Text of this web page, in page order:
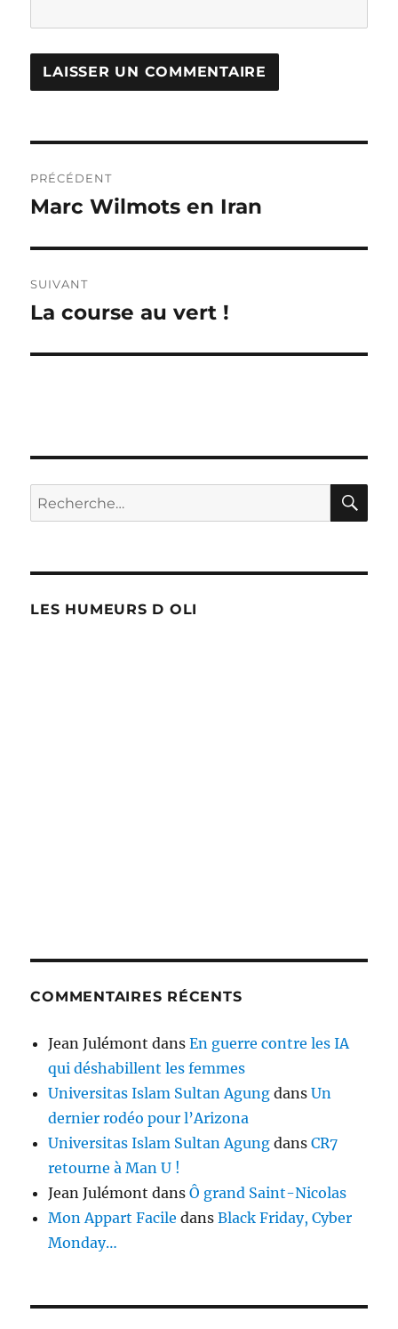
de
PRÉCÉDENT
Publication
Marc Wilmots en Iran
SUIVANT
Publication
La course au vert !
Recherche
pour :
LES HUMEURS D OLI
COMMENTAIRES RÉCENTS
Jean Julémont dansEn guerre contre les IA
qui déshabillent les femmes
Universitas Islam Sultan Agung dansUn
dernier rodéo pour l’Arizona
Universitas Islam Sultan Agung dansCR7
retourne à Man U !
Jean Julémont dansÔ grand Saint-Nicolas
Mon Appart Facile dansBlack Friday, Cyber
Monday…